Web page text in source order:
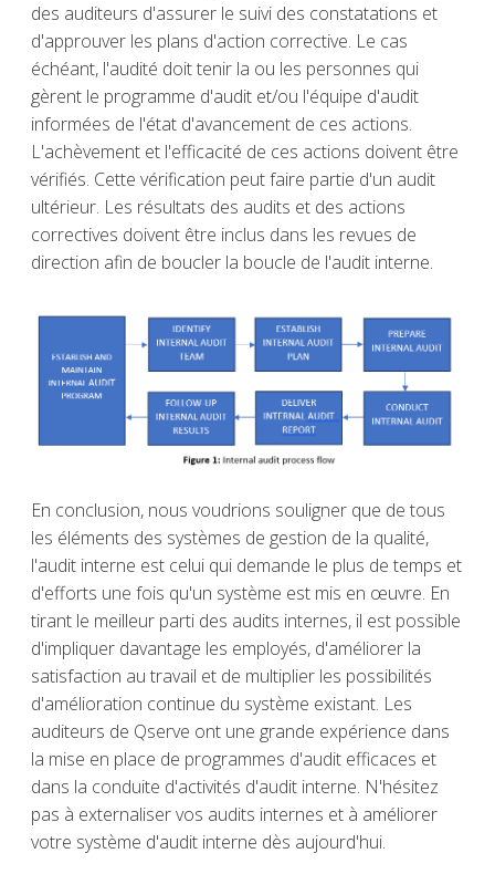
des auditeurs d'assurer le suivi des constatations et
d'approuver les plans d'action corrective. Le cas
échéant, l'audité doit tenir la ou les personnes qui
gèrent le programme d'audit et/ou l'équipe d'audit
informées de l'état d'avancement de ces actions.
L'achèvement et l'efficacité de ces actions doivent être
vérifiés. Cette vérification peut faire partie d'un audit
ultérieur. Les résultats des audits et des actions
correctives doivent être inclus dans les revues de
direction afin de boucler la boucle de l'audit interne.
En conclusion, nous voudrions souligner que de tous
les éléments des systèmes de gestion de la qualité,
l'audit interne est celui qui demande le plus de temps et
d'efforts une fois qu'un système est mis en œuvre. En
tirant le meilleur parti des audits internes, il est possible
d'impliquer davantage les employés, d'améliorer la
satisfaction au travail et de multiplier les possibilités
d'amélioration continue du système existant. Les
auditeurs de Qserve ont une grande expérience dans
la mise en place de programmes d'audit efficaces et
dans la conduite d'activités d'audit interne. N'hésitez
pas à externaliser vos audits internes et à améliorer
votre système d'audit interne dès aujourd'hui.